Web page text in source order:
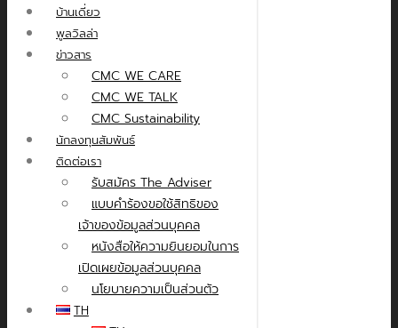
บ้านเดี่ยว
พูลวิลล่า
ข่าวสาร
CMC WE CARE
CMC WE TALK
CMC Sustainability
นักลงทุนสัมพันธ์
ติดต่อเรา
รับสมัคร The Adviser
แบบคำร้องขอใช้สิทธิของ
เจ้าของข้อมูลส่วนบุคคล
หนังสือให้ความยินยอมในการ
เปิดเผยข้อมูลส่วนบุคคล
นโยบายความเป็นส่วนตัว
TH